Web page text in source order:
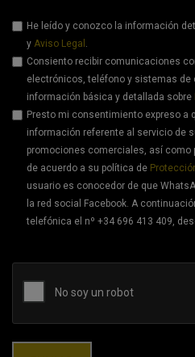
He leído y conozco la información
y Aviso Legal .
Consiento recibir comunicaciones
electrónicos, teléfono y sistemas de
información básica y detallada sobre
Presto mi consentimiento expreso a
información referente al servicio de
promociones comerciales, así como
de acuerdo a su política de
usuario es conocedor de que
la red social Facebook. A
telefónica el nº +34 696 413 409,